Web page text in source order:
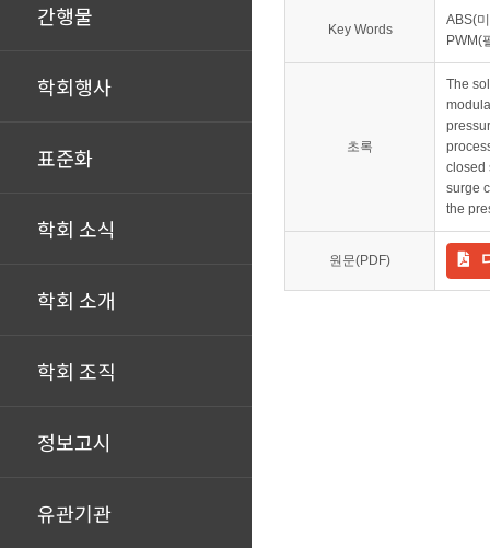
간행물
학회행사
표준화
학회 소식
학회 소개
학회 조직
정보고시
유관기관
Key Words
ABS(
PWM(
초록
The
closed
surge
the
원문(PDF)